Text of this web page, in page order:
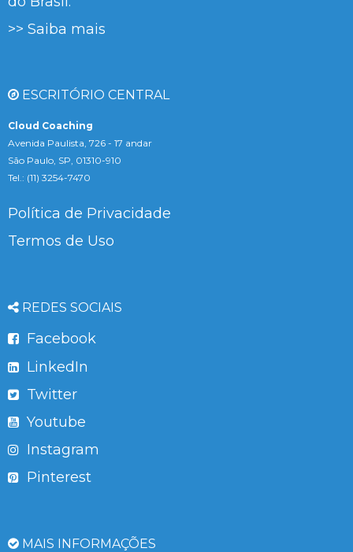
>> Saiba mais
ESCRITÓRIO CENTRAL
Cloud Coaching
Avenida Paulista, 726 - 17 andar
São Paulo, SP, 01310-910
Tel.: (11) 3254-7470
Política de Privacidade
Termos de Uso
REDES SOCIAIS
Facebook
LinkedIn
Twitter
Youtube
Instagram
Pinterest
MAIS INFORMAÇÕES